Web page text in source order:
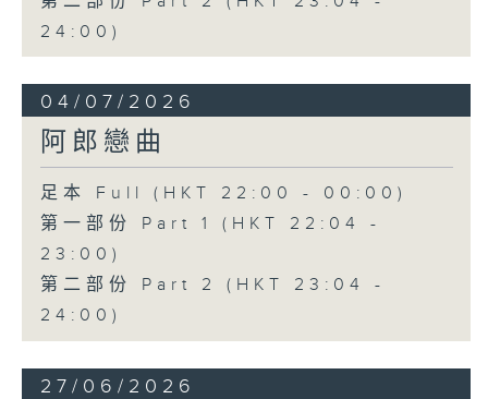
24:00)
04/07/2026
阿郎戀曲
足本 Full (HKT 22:00 - 00:00)
第一部份 Part 1 (HKT 22:04 -
23:00)
第二部份 Part 2 (HKT 23:04 -
24:00)
27/06/2026